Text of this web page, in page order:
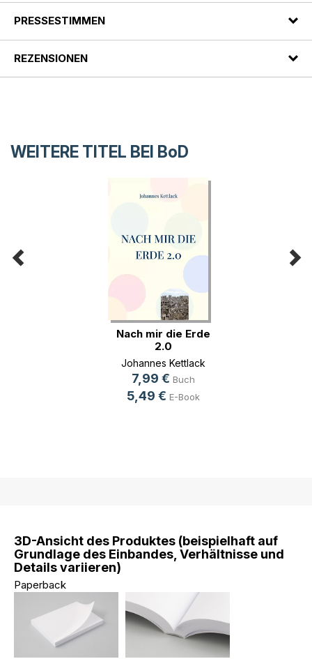
PRESSESTIMMEN
REZENSIONEN
WEITERE TITEL BEI BoD
Nach mir die Erde
2.0
Johannes Kettlack
7,99 € Buch
5,49 € E-Book
3D-Ansicht des Produktes (beispielhaft auf
Grundlage des Einbandes, Verhältnisse und
Details variieren)
Paperback